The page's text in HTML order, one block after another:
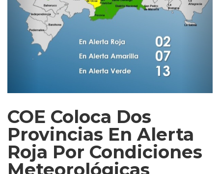
COE Coloca Dos
Provincias En Alerta
Roja Por Condiciones